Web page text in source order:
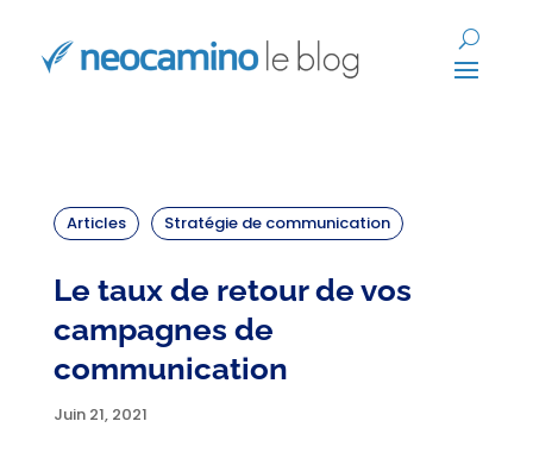
Articles Stratégie de communication
Le taux de retour de vos
campagnes de
communication
Juin 21, 2021